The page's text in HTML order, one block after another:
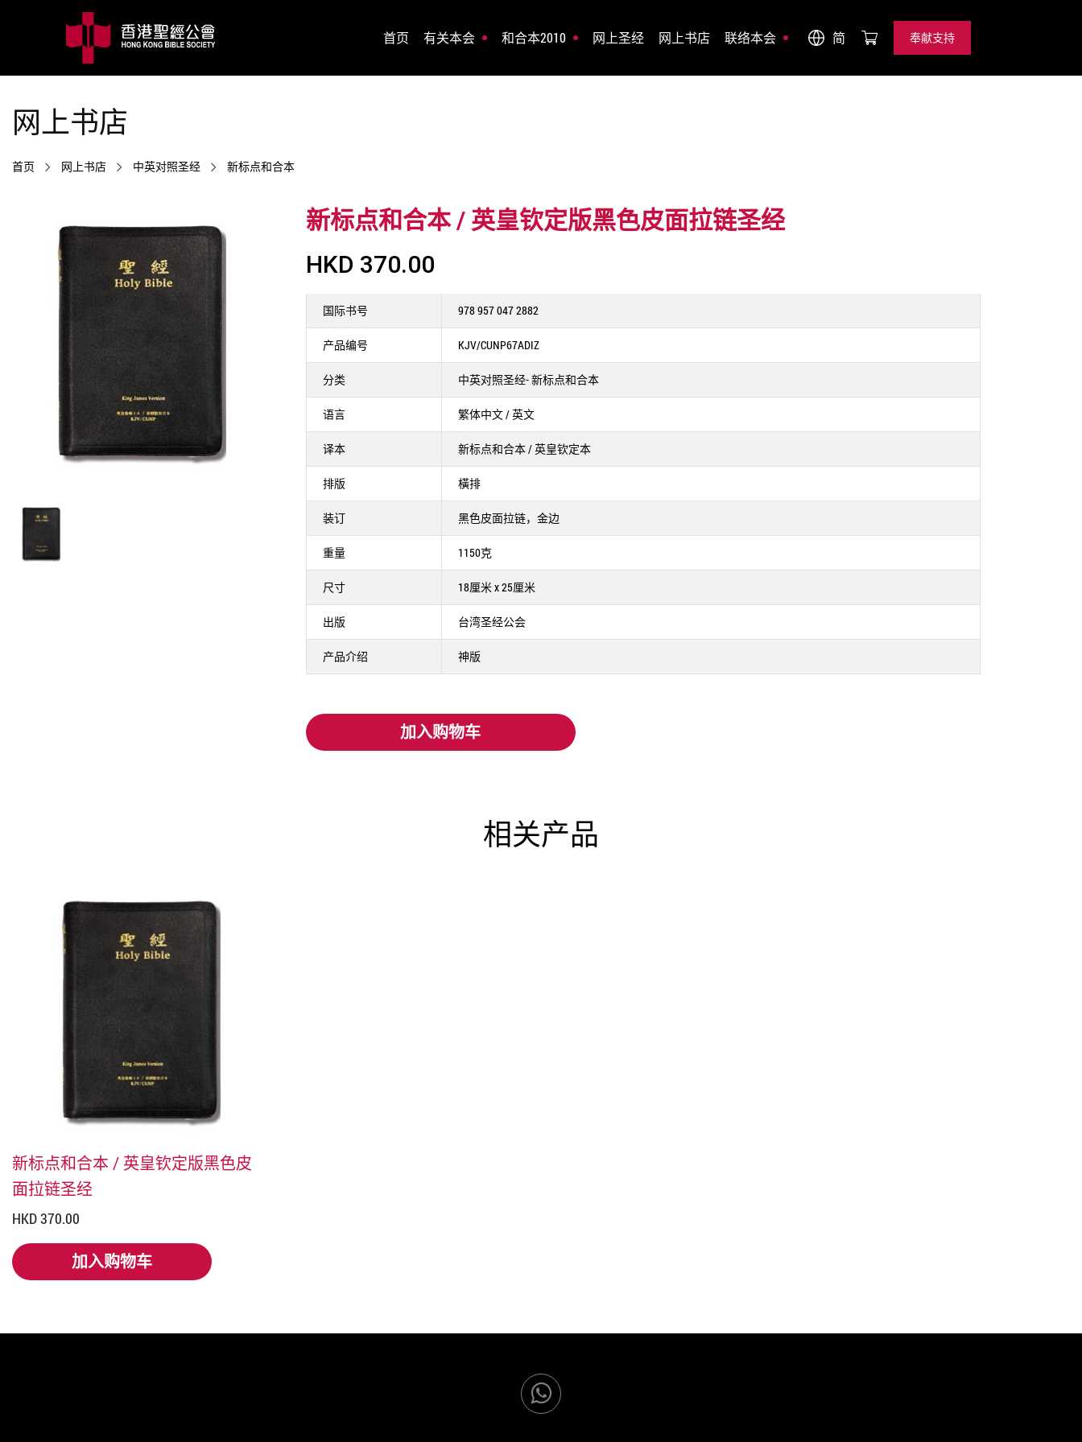
首页 有关本会 和合本2010 网上圣经 网上书店 联络本会 简
奉献支持
奉献支持
网上书店
首页 网上书店 中英对照圣经 新标点和合本
新标点和合本 / 英皇钦定版黑色皮面拉链圣经
HKD 370.00
国际书号 978 957 047 2882
产品编号 KJV/CUNP67ADIZ
分类 中英对照圣经- 新标点和合本
语言 繁体中文 / 英文
译本 新标点和合本 / 英皇钦定本
排版 橫排
装订 黑色皮面拉链，金边
重量 1150克
尺寸 18厘米 x 25厘米
出版 台湾圣经公会
产品介绍 神版
加入购物车
加入购物车
相关产品
新标点和合本 / 英皇钦定版黑色皮
面拉链圣经
HKD 370.00
加入购物车
加入购物车